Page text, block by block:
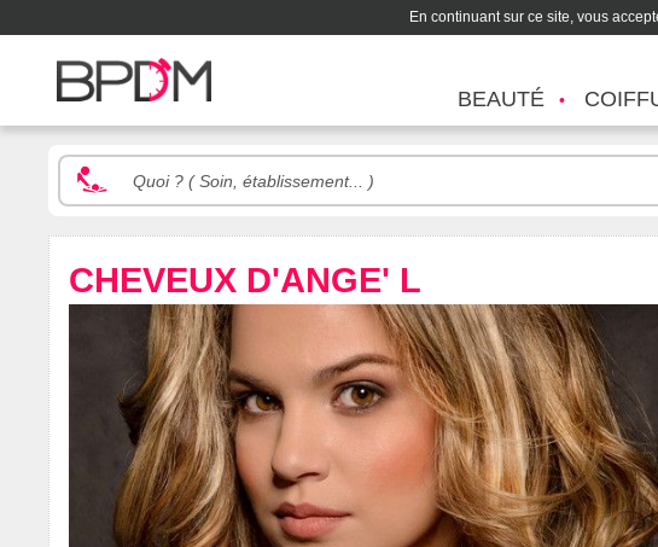
En continuant sur ce site, vous
BEAUTÉ
CHEVEUX D'ANGE' L